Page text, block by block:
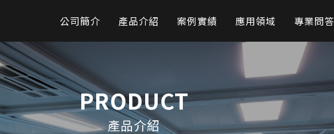
公司簡介 產品介紹 案例實績 應用領域 專業問答
PRODUCT
產品介紹